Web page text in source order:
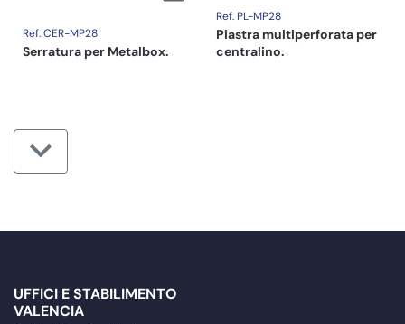
Ref. CER-MP28
Serratura per Metalbox.
Ref. PL-MP28
Piastra multiperforata per
centralino.
UFFICI E STABILIMENTO
VALENCIA